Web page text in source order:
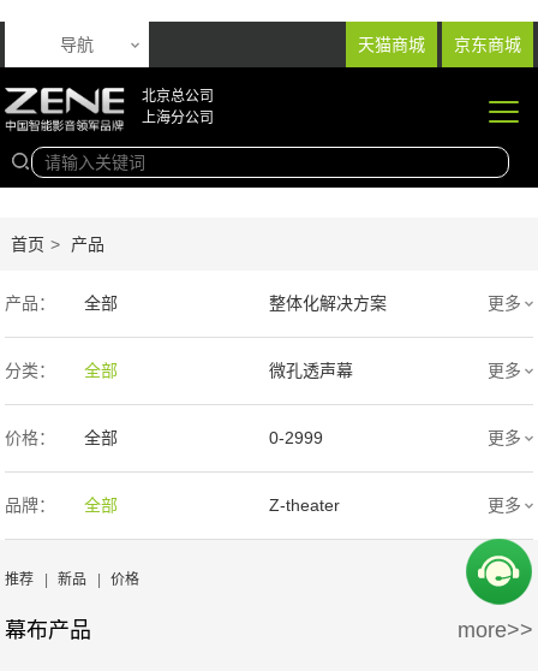
天猫商城 京东商城
导航
北京总公司
上海分公司
首页 > 产品
产品： 全部 整体化解决方案
音响产品 投影产品
专业扩声音箱 幕布产品
声学产品 智能产品
周边产品
更多
分类： 全部 微孔透声幕
编织透声幕 高清4K幕布
更多
价格： 全部 0-2999
3000-9999 1万-5万
5万-15万
30万-50万
更多
品牌： 全部 Z-theater
Screen Excellence
更多
推荐 | 新品 | 价格
幕布产品 more>>